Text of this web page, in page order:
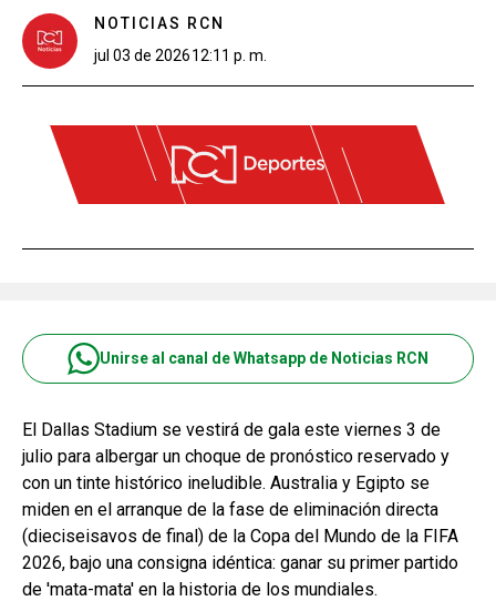
NOTICIAS RCN
jul 03 de 202612:11 p. m.
Unirse al canal de Whatsapp de Noticias RCN
El Dallas Stadium se vestirá de gala este viernes 3 de
julio para albergar un choque de pronóstico reservado y
con un tinte histórico ineludible. Australia y Egipto se
miden en el arranque de la fase de eliminación directa
(dieciseisavos de final) de la Copa del Mundo de la FIFA
2026, bajo una consigna idéntica: ganar su primer partido
de 'mata-mata' en la historia de los mundiales.